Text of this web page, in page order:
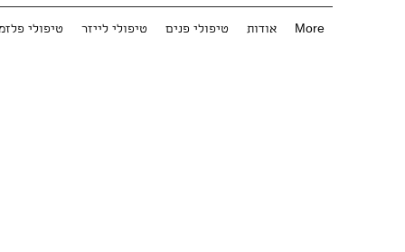
טיפולי טיפולי לייזר טיפולי פנים אודות More